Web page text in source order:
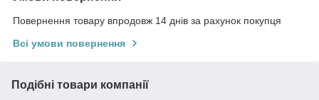
Повернення товару впродовж 14 днів за рахунок покупця
Всі умови повернення
Подібні товари компанії